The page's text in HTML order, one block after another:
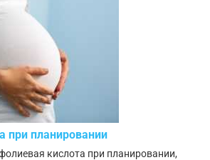
при планировании
кислота при планировании,